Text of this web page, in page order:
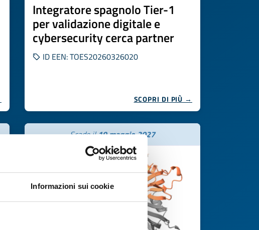
Informazioni sui cookie
Integratore spagnolo Tier-1
per validazione digitale e
cybersecurity cerca partner
ID EEN: TOES20260326020
SCOPRI DI PIÙ →
Scade il19 maggio 2027